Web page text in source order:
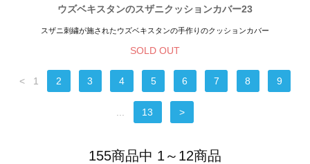
ウズベキスタンのスザニクッションカバー23
スザニ刺繍が施されたウズベキスタンの手作りのクッションカバー
SOLD OUT
< 1 2 3 4 5 6 7 8 9
13 >
155商品中 1～12商品